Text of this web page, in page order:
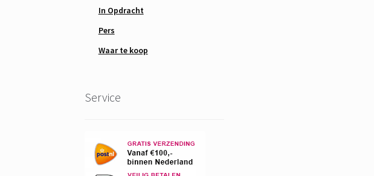
In Opdracht
Pers
Waar te koop
Service